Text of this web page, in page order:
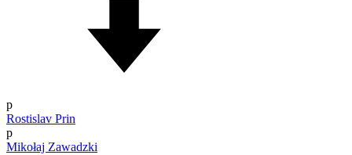
p
Rostislav Prin
p
Mikołaj Zawadzki